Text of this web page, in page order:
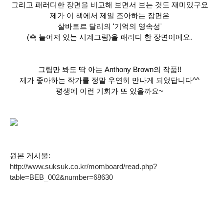
그리고 패러디한 장면을 비교해 보면서 보는 것도 재미있구요
제가 이 책에서 제일 조아하는 장면은
살바토르 달리의 '기억의 영속성'
(축 늘어져 있는 시계그림)을 패러디 한 장면이예요.
그림만 봐도 딱 아는 Anthony Brown의 작품!!
제가 좋아하는 작가를 정말 우연히 만나게 되었답니다^^
평생에 이런 기회가 또 있을까요~
원본 게시물:
http://www.suksuk.co.kr/momboard/read.php?
table=BEB_002&number=68630